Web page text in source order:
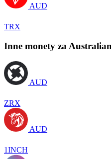
AUD
TRX
Inne monety za
AUD
ZRX
AUD
1INCH